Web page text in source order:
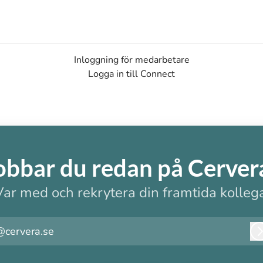
Inloggning för medarbetare
Logga in till Connect
du redan på
med och rekrytera din framtida